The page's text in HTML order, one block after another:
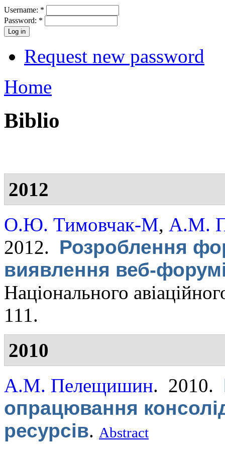
Username: *
Password: *
Request new password
Home
Biblio
2012
О.Ю. Тимовчак-М, А.М.
2012. Розроблення
виявлення веб-
Національного
111.
2010
А.М. Пелещишин. 2010.
опрацювання
ресурсів. Abstract